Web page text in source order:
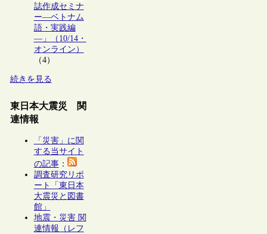
誌作成セミナ
ー―ベトナム
語・実践編
―」（10/14・
オンライン）
（4）
続きを見る
東日本大震災 関
連情報
「災害」に関
する当サイト
の記事：
調査研究リポ
ート「東日本
大震災と図書
館」
地震・災害 関
連情報（レフ